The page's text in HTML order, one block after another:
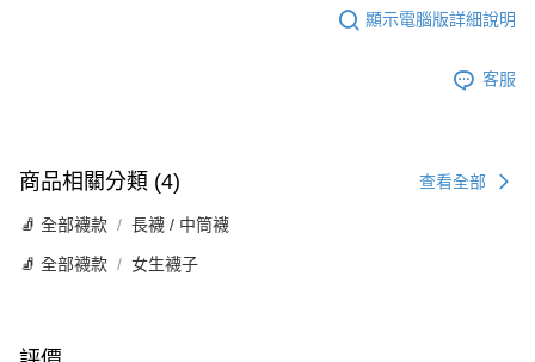
顯示電腦版詳細說明
客服
商品相關分類 (4) 查看全部
🧦 全部襪款 長襪 / 中筒襪
🧦 全部襪款 女生襪子